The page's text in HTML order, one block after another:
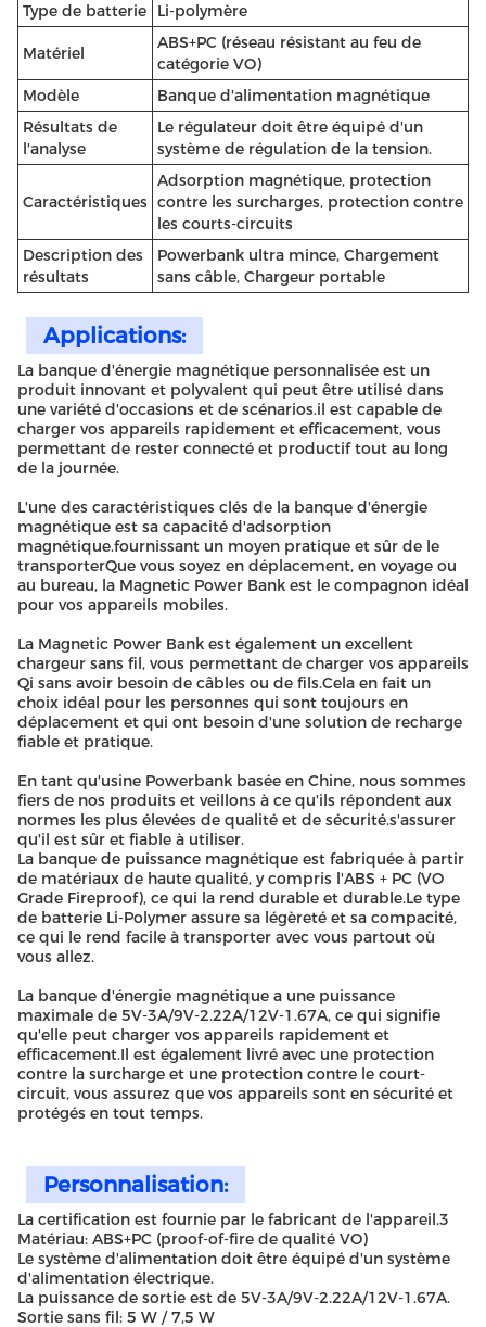
Type de batterie
Li-polymère
Matériel
ABS+PC (réseau résistant au feu de
catégorie VO)
Modèle
Banque d'alimentation magnétique
Résultats de
l'analyse
Le régulateur doit être équipé d'un
système de régulation de la tension.
Caractéristiques
Adsorption magnétique, protection
contre les surcharges, protection contre
les courts-circuits
Description des
résultats
Powerbank ultra mince, Chargement
sans câble, Chargeur portable
Applications:
La banque d'énergie magnétique personnalisée est un
produit innovant et polyvalent qui peut être utilisé dans
une variété d'occasions et de scénarios.il est capable de
charger vos appareils rapidement et efficacement, vous
permettant de rester connecté et productif tout au long
de la journée.
L'une des caractéristiques clés de la banque d'énergie
magnétique est sa capacité d'adsorption
magnétique.fournissant un moyen pratique et sûr de le
transporterQue vous soyez en déplacement, en voyage ou
au bureau, la Magnetic Power Bank est le compagnon idéal
pour vos appareils mobiles.
La Magnetic Power Bank est également un excellent
chargeur sans fil, vous permettant de charger vos appareils
Qi sans avoir besoin de câbles ou de fils.Cela en fait un
choix idéal pour les personnes qui sont toujours en
déplacement et qui ont besoin d'une solution de recharge
fiable et pratique.
En tant qu'usine Powerbank basée en Chine, nous sommes
fiers de nos produits et veillons à ce qu'ils répondent aux
normes les plus élevées de qualité et de sécurité.s'assurer
qu'il est sûr et fiable à utiliser.
La banque de puissance magnétique est fabriquée à partir
de matériaux de haute qualité, y compris l'ABS + PC (VO
Grade Fireproof), ce qui la rend durable et durable.Le type
de batterie Li-Polymer assure sa légèreté et sa compacité,
ce qui le rend facile à transporter avec vous partout où
vous allez.
La banque d'énergie magnétique a une puissance
maximale de 5V-3A/9V-2.22A/12V-1.67A, ce qui signifie
qu'elle peut charger vos appareils rapidement et
efficacement.Il est également livré avec une protection
contre la surcharge et une protection contre le court-
circuit, vous assurez que vos appareils sont en sécurité et
protégés en tout temps.
Personnalisation:
La certification est fournie par le fabricant de l'appareil.3
Matériau: ABS+PC (proof-of-fire de qualité VO)
Le système d'alimentation doit être équipé d'un système
d'alimentation électrique.
La puissance de sortie est de 5V-3A/9V-2.22A/12V-1.67A.
Sortie sans fil: 5 W / 7,5 W